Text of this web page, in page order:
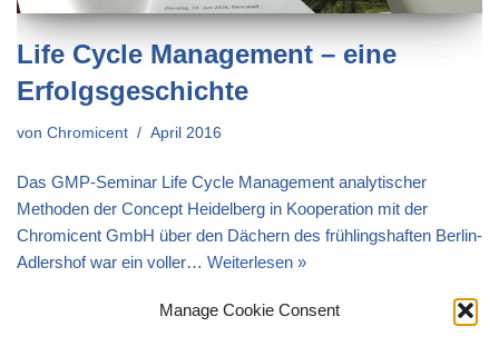
Manage Cookie Consent
Life Cycle Management – eine
Erfolgsgeschichte
von Chromicent April 2016
Das GMP-Seminar Life Cycle Management analytischer
Methoden der Concept Heidelberg in Kooperation mit der
Chromicent GmbH über den Dächern des frühlingshaften Berlin-
Adlershof war ein voller… Weiterlesen »